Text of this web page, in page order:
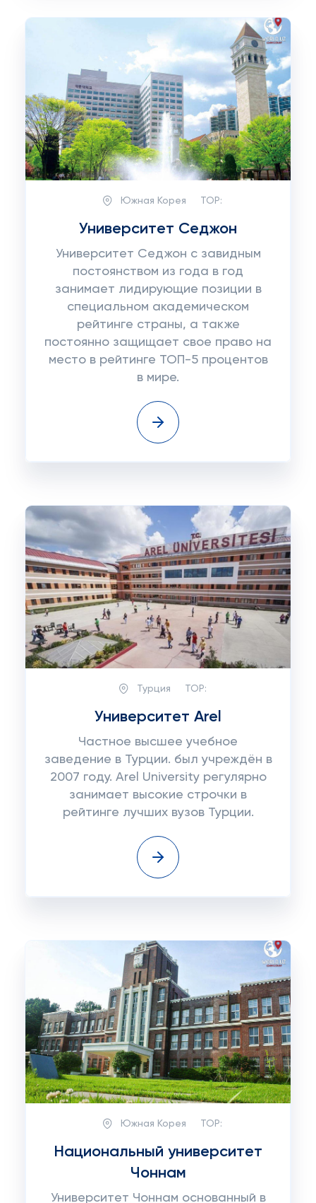
Южная Корея TOP:
Университет Седжон
Университет Седжон с завидным
постоянством из года в год
занимает лидирующие позиции в
специальном академическом
рейтинге страны, а также
постоянно защищает свое право на
место в рейтинге ТОП-5 процентов
в мире.
Турция TOP:
Университет Arel
Частное высшее учебное
заведение в Турции. был учреждён в
2007 году. Arel University регулярно
занимает высокие строчки в
рейтинге лучших вузов Турции.
Южная Корея TOP:
Национальный университет
Чоннам
Университет Чоннам основанный в